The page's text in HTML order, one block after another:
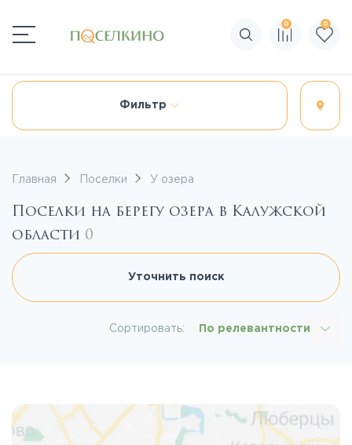
Поиск по сайту
0 0
Фильтр
Главная Поселки У озера
Поселки на берегу озера в Калужской
области 0
Уточнить поиск
Сортировать: По релевантности